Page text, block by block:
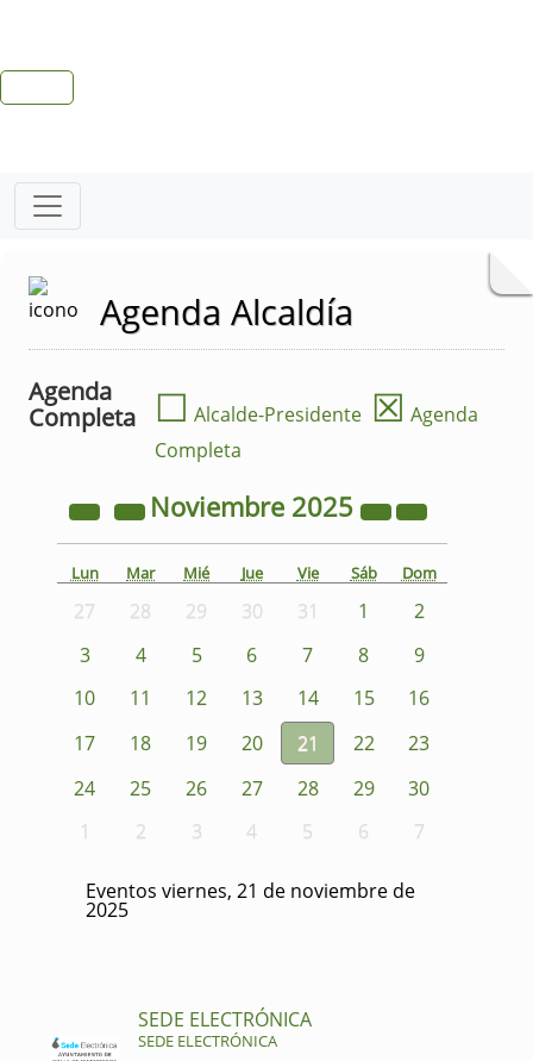
Agenda Alcaldía
Agenda
Completa
☐ Alcalde-Presidente ☒ Agenda
Completa
Noviembre 2025
Lun Mar Mié Jue Vie Sáb Dom
27 28 29 30 31 1
2
3
4 5 6 7 8
9
10
11 12 13 14 15
16
17
18 19 20 21 22
23
24
25 26 27 28 29
30
1
2 3 4 5 6 7
Eventos viernes, 21 de noviembre de
2025
SEDE ELECTRÓNICA
SEDE ELECTRÓNICA